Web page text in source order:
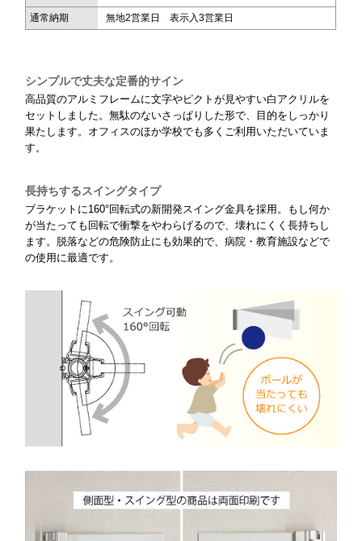
通常納期
無地2営業日 表示入3営業日
シンプルで丈夫な定番的サイン
高品質のアルミフレームに文字やピクトが見やすい白アクリルを
セットしました。無駄のないさっぱりした形で、目的をしっかり
果たします。オフィスのほか学校でも多くご利用いただいていま
す。
長持ちするスイングタイプ
ブラケットに160°回転式の新開発スイング金具を採用。もし何か
が当たっても回転で衝撃をやわらげるので、壊れにくく長持ちし
ます。脱落などの危険防止にも効果的で、病院・教育施設などで
の使用に最適です。